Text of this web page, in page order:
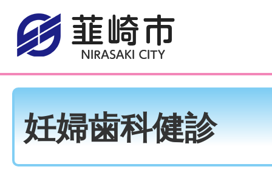
妊婦歯科健診